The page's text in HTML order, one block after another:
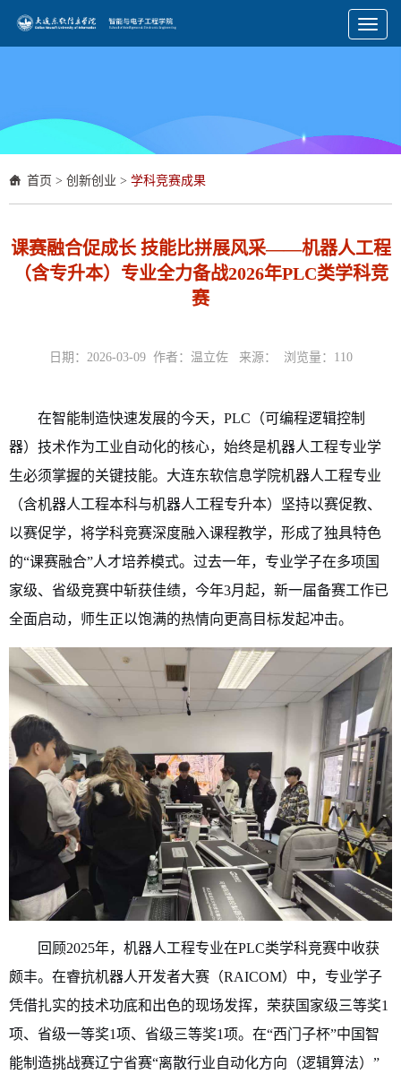
Toggle
首页 > 创新创业 > 学科竞赛成果
课赛融合促成长 技能比拼展风采——机器人工程
（含专升本）专业全力备战2026年PLC类学科竞
赛
日期：2026-03-09 作者：温立佐 来源： 浏览量： 110
在智能制造快速发展的今天，PLC（可编程逻辑控制
器）技术作为工业自动化的核心，始终是机器人工程专业学
生必须掌握的关键技能。大连东软信息学院机器人工程专业
（含机器人工程本科与机器人工程专升本）坚持以赛促教、
以赛促学，将学科竞赛深度融入课程教学，形成了独具特色
的“课赛融合”人才培养模式。过去一年，专业学子在多项国
家级、省级竞赛中斩获佳绩，今年3月起，新一届备赛工作已
全面启动，师生正以饱满的热情向更高目标发起冲击。
回顾2025年，机器人工程专业在PLC类学科竞赛中收获
颇丰。在睿抗机器人开发者大赛（RAICOM）中，专业学子
凭借扎实的技术功底和出色的现场发挥，荣获国家级三等奖1
项、省级一等奖1项、省级三等奖1项。在“西门子杯”中国智
能制造挑战赛辽宁省赛“离散行业自动化方向（逻辑算法）”